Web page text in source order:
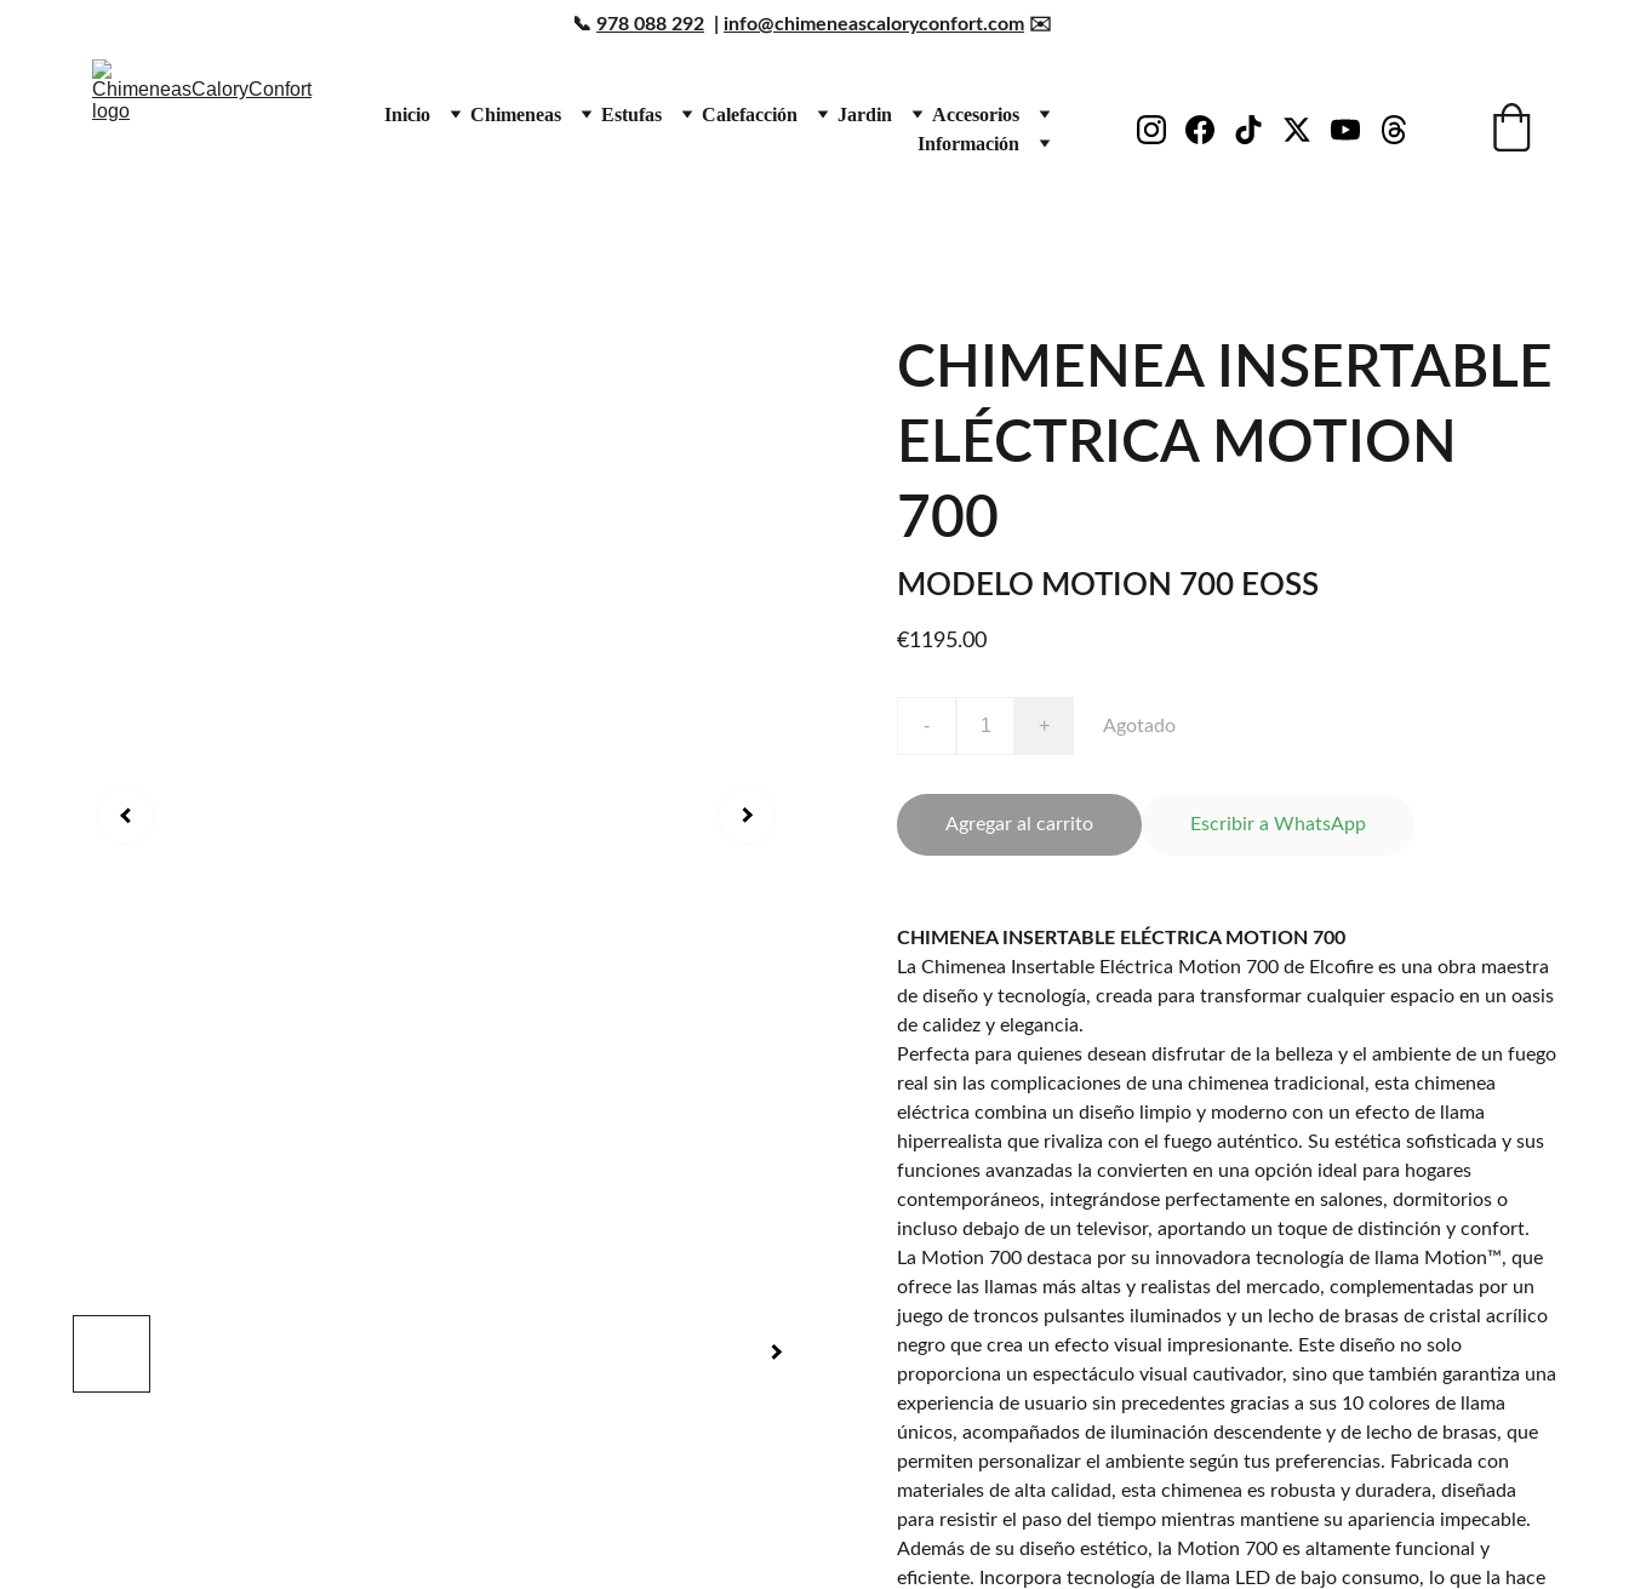
📞 978 088 292 info@chimeneascaloryconfort.com ✉️
Inicio Chimeneas Estufas Calefacción Jardin
Accesorios
Información
CHIMENEA INSERTABLE
ELÉCTRICA MOTION
700
MODELO MOTION 700 EOSS
€1195.00
- + Agotado
Agregar al carrito Escribir a WhatsApp
CHIMENEA INSERTABLE ELÉCTRICA MOTION 700
La Chimenea Insertable Eléctrica Motion 700 de Elcofire es una obra maestra
de diseño y tecnología, creada para transformar cualquier espacio en un oasis
de calidez y elegancia.
Perfecta para quienes desean disfrutar de la belleza y el ambiente de un fuego
real sin las complicaciones de una chimenea tradicional, esta chimenea
eléctrica combina un diseño limpio y moderno con un efecto de llama
hiperrealista que rivaliza con el fuego auténtico. Su estética sofisticada y sus
funciones avanzadas la convierten en una opción ideal para hogares
contemporáneos, integrándose perfectamente en salones, dormitorios o
incluso debajo de un televisor, aportando un toque de distinción y confort.
La Motion 700 destaca por su innovadora tecnología de llama Motion™, que
ofrece las llamas más altas y realistas del mercado, complementadas por un
juego de troncos pulsantes iluminados y un lecho de brasas de cristal acrílico
negro que crea un efecto visual impresionante. Este diseño no solo
proporciona un espectáculo visual cautivador, sino que también garantiza una
experiencia de usuario sin precedentes gracias a sus 10 colores de llama
únicos, acompañados de iluminación descendente y de lecho de brasas, que
permiten personalizar el ambiente según tus preferencias. Fabricada con
materiales de alta calidad, esta chimenea es robusta y duradera, diseñada
para resistir el paso del tiempo mientras mantiene su apariencia impecable.
Además de su diseño estético, la Motion 700 es altamente funcional y
eficiente. Incorpora tecnología de llama LED de bajo consumo, lo que la hace